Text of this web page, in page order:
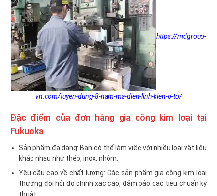
https://mdgroup-
vn.com/tuyen-dung-8-nam-ma-dien-linh-kien-o-to/
Đặc điểm của đơn hàng gia công kim loại tại
Fukuoka
Sản phẩm đa dạng: Bạn có thể làm việc với nhiều loại vật liệu
khác nhau như thép, inox, nhôm.
Yêu cầu cao về chất lượng: Các sản phẩm gia công kim loại
thường đòi hỏi độ chính xác cao, đảm bảo các tiêu chuẩn kỹ
thuật.